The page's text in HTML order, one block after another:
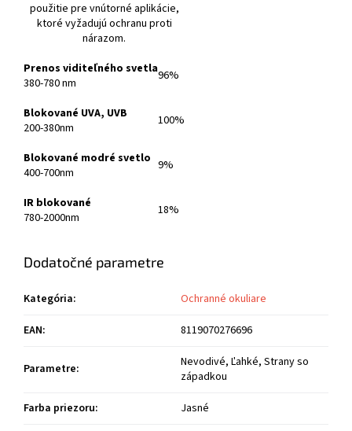
použitie pre vnútorné aplikácie,
ktoré vyžadujú ochranu proti
nárazom.
Prenos viditeľného svetla
380-780 nm
96%
Blokované UVA, UVB
200-380nm
100%
Blokované modré svetlo
400-700nm
9%
IR blokované
780-2000nm
18%
Dodatočné parametre
Kategória:
Ochranné okuliare
EAN: 8119070276696
Parametre:
Nevodivé, Ľahké, Strany so
západkou
Farba priezoru: Jasné